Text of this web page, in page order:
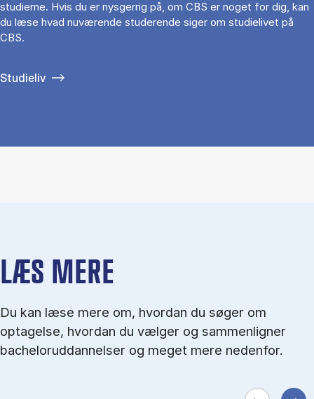
studierne. Hvis du er nysgerrig på, om CBS er noget for dig, kan
du læse hvad nuværende studerende siger om studielivet på
CBS.
Studieliv
LÆS MERE
Du kan læse mere om, hvordan du søger om
optagelse, hvordan du vælger og sammenligner
bacheloruddannelser og meget mere nedenfor.